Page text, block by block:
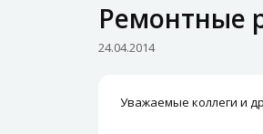
Ремонтные
24.04.2014
Уважаемые коллеги и